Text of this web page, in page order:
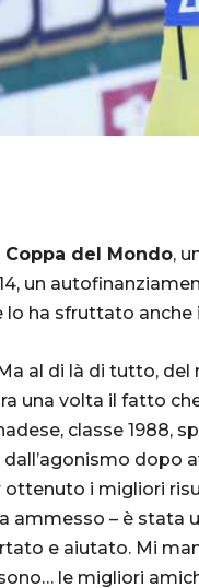
Coppa del Mondo,
un
lo ha sfruttato
al di là di tutto, del
una volta il fatto
classe 1988,
dopo
ottenuto i migliori
ammesso – è stata
e aiutato. Mi
le migliori